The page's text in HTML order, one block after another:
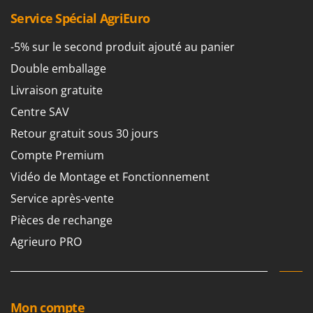
Pulvérisateurs portés
R
Rafraîchisseurs d'air par évaporation
Rampes de chargement en aluminium
Râpes à fromage électriques
Râteaux pour tracteur
Remplisseuses
Robots nettoyeurs de piscine
Robots Tondeuses
Rogneuses de souches
Rouleaux pour tracteur
S
Scies à os
GRIFO
GYS
H
Hailo
Helvi
Henx
HiKOKI
Honda
I
Idromatic
Il-Tec
Intec
Service Spécial AgriEuro
-5% sur le second produit ajouté au panier
Double emballage
Livraison gratuite
Centre SAV
Retour gratuit sous 30 jours
Compte Premium
Vidéo de Montage et Fonctionnement
Service après-vente
Pièces de rechange
Agrieuro PRO
Mon compte